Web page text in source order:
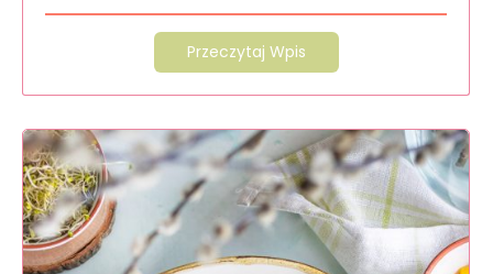
Przeczytaj Wpis